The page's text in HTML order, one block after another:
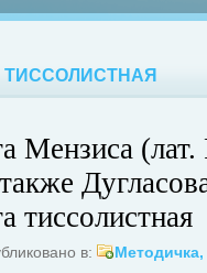
ТИССОЛИСТНАЯ
Мензиса (лат.
тиссолистная
в: Методичка,